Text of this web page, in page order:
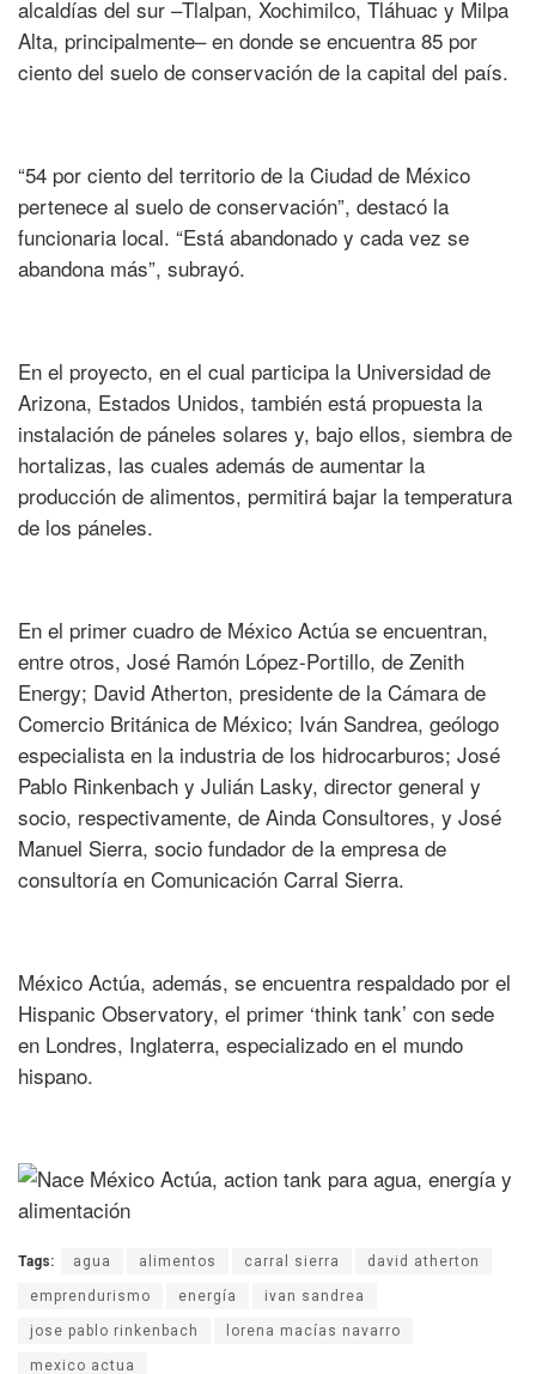
alcaldías del sur –Tlalpan, Xochimilco, Tláhuac y Milpa
Alta, principalmente– en donde se encuentra 85 por
ciento del suelo de conservación de la capital del país.
“54 por ciento del territorio de la Ciudad de México
pertenece al suelo de conservación”, destacó la
funcionaria local. “Está abandonado y cada vez se
abandona más”, subrayó.
En el proyecto, en el cual participa la Universidad de
Arizona, Estados Unidos, también está propuesta la
instalación de páneles solares y, bajo ellos, siembra de
hortalizas, las cuales además de aumentar la
producción de alimentos, permitirá bajar la temperatura
de los páneles.
En el primer cuadro de México Actúa se encuentran,
entre otros, José Ramón López-Portillo, de Zenith
Energy; David Atherton, presidente de la Cámara de
Comercio Británica de México; Iván Sandrea, geólogo
especialista en la industria de los hidrocarburos; José
Pablo Rinkenbach y Julián Lasky, director general y
socio, respectivamente, de Ainda Consultores, y José
Manuel Sierra, socio fundador de la empresa de
consultoría en Comunicación Carral Sierra.
México Actúa, además, se encuentra respaldado por el
Hispanic Observatory, el primer ‘think tank’ con sede
en Londres, Inglaterra, especializado en el mundo
hispano.
Tags: agua alimentos carral sierra david atherton
emprendurismo energía ivan sandrea
jose pablo rinkenbach lorena macías navarro
mexico actua